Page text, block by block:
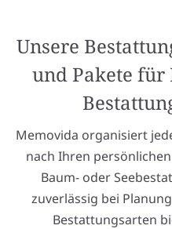
Unsere
und Pakete
Memovida organisiert
nach Ihren
Baum- oder
zuverlässig bei
Bestattungsarten